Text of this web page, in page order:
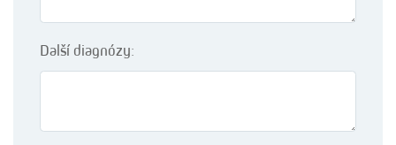
Další diagnózy: